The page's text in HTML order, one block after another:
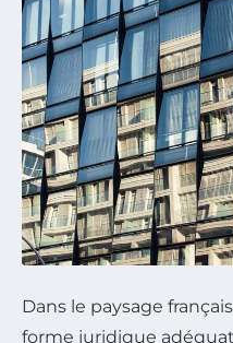
Dans le paysage
forme juridique